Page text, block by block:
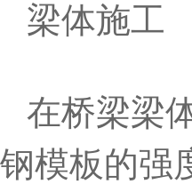
梁体施工
在桥梁梁
钢模板的强